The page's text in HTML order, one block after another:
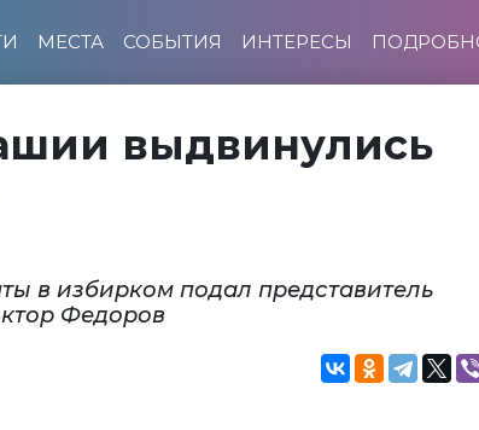
МЕСТА СОБЫТИЯ ИНТЕРЕСЫ
выдвинулись
в избирком подал представитель
Федоров